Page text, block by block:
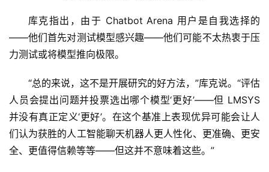
库克指出，由于 Chatbot Arena 用户是自我选择的
——他们首先对测试模型感兴趣——他们可能不太热衷于压
力测试或将模型推向极限。
“总的来说，这不是开展研究的好方法，”库克说。“评估
人员会提出问题并投票选出哪个模型‘更好’——但 LMSYS
并没有真正定义‘更好’。在这个基准上表现优异可能会让人
们认为获胜的人工智能聊天机器人更人性化、更准确、更安
全、更值得信赖等等——但这并不意味着这些。”